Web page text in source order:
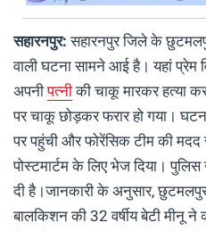
सहारनपुर: सहारनपुर जिले के
वाली घटना सामने आई है। यहां प्रेम
अपनीपत्नीकी चाकू मारकर हत्या
पर चाकू छोड़कर फरार हो गया।
पर पहुंची और फोरेंसिक टीम की मदद
पोस्टमार्टम के लिए भेज दिया।
दी है।जानकारी के अनुसार,
बालकिशन की 32 वर्षीय बेटी मीनू ने